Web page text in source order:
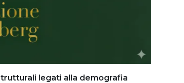
legati alla demografia